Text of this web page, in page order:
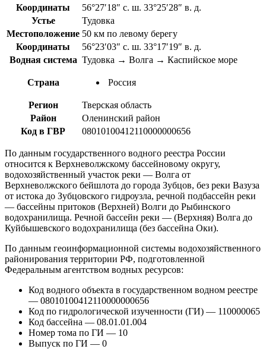
Координаты
56°27′18″ с. ш. 33°25′28″ в. д.
Устье
Тудовка
Местоположение 50 км по левому берегу
Координаты
56°23′03″ с. ш. 33°17′19″ в. д.
Водная система Тудовка → Волга → Каспийское море
Страна Россия
Регион
Тверская область
Район
Оленинский район
Код в ГВР
08010100412110000000656
По данным государственного водного реестра России
относится к Верхневолжскому бассейновому округу,
водохозяйственный участок реки — Волга от
Верхневолжского бейшлота до города Зубцов, без реки Вазуза
от истока до Зубцовского гидроузла, речной подбассейн реки
— бассейны притоков (Верхней) Волги до Рыбинского
водохранилища. Речной бассейн реки — (Верхняя) Волга до
Куйбышевского водохранилища (без бассейна Оки).
По данным геоинформационной системы водохозяйственного
районирования территории РФ, подготовленной
Федеральным агентством водных ресурсов:
Код водного объекта в государственном водном реестре
— 08010100412110000000656
Код по гидрологической изученности (ГИ) — 110000065
Код бассейна — 08.01.01.004
Номер тома по ГИ — 10
Выпуск по ГИ — 0